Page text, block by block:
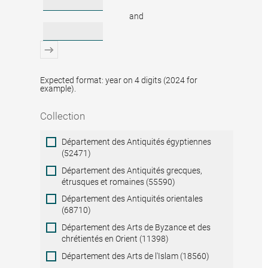
and
Expected format: year on 4 digits (2024 for
example).
Collection
Collection
Département des Antiquités égyptiennes
(52471)
Département des Antiquités grecques,
étrusques et romaines (55590)
Département des Antiquités orientales
(68710)
Département des Arts de Byzance et des
chrétientés en Orient (11398)
Département des Arts de l'Islam (18560)